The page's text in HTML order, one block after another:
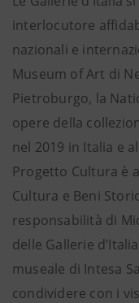
interlocutore
nazionali e
Museum of Art di
Pietroburgo, la
opere della
nel 2019 in Italia e
Progetto Cultura è
Cultura e Beni
responsabilità di
delle Gallerie
museale di Intesa
condividere con i